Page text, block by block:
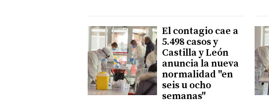
El contagio cae a
5.498 casos y
Castilla y León
anuncia la nueva
normalidad "en
seis u ocho
semanas"